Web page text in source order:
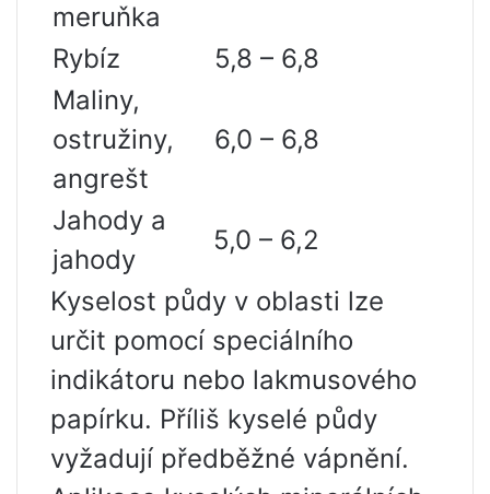
meruňka
Rybíz
5,8 – 6,8
Maliny,
ostružiny,
angrešt
6,0 – 6,8
Jahody a
jahody
5,0 – 6,2
Kyselost půdy v oblasti lze
určit pomocí speciálního
indikátoru nebo lakmusového
papírku. Příliš kyselé půdy
vyžadují předběžné vápnění.